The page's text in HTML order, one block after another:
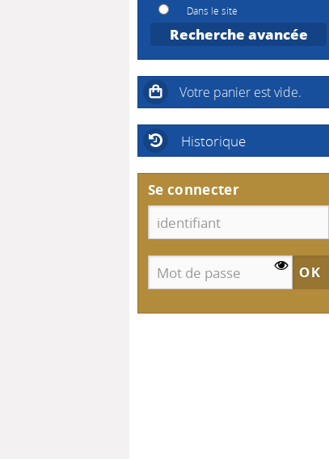
Dans le site
Recherche avancée
Historique
Se connecter